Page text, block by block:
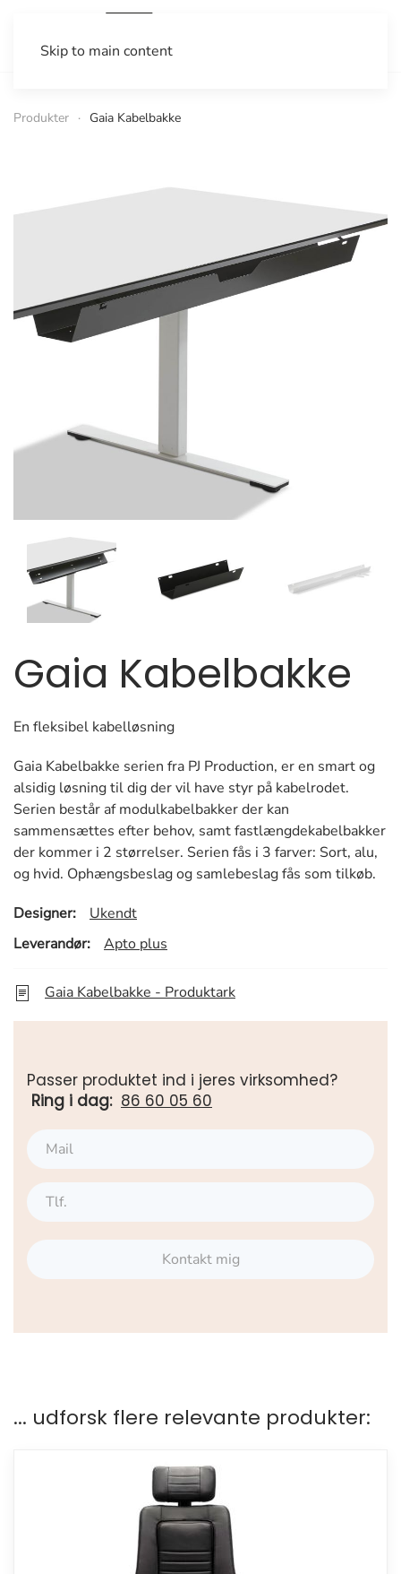
Skip to main content
Produkter Gaia Kabelbakke
Gaia Kabelbakke
En fleksibel kabelløsning
Gaia Kabelbakke serien fra PJ Production, er en smart og
alsidig løsning til dig der vil have styr på kabelrodet.
Serien består af modulkabelbakker der kan
sammensættes efter behov, samt fastlængdekabelbakker
der kommer i 2 størrelser. Serien fås i 3 farver: Sort, alu,
og hvid. Ophængsbeslag og samlebeslag fås som tilkøb.
Designer:
Ukendt
Leverandør:
Apto plus
Gaia Kabelbakke - Produktark
Passer produktet ind i jeres virksomhed?
Ring i dag: 86 60 05 60
Kontakt mig
... udforsk flere relevante produkter: